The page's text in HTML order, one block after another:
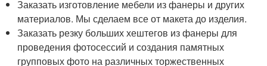
Заказать изготовление мебели из фанеры и других
материалов. Мы сделаем все от макета до изделия.
Заказать резку больших хештегов из фанеры для
проведения фотосессий и создания памятных
групповых фото на различных торжественных